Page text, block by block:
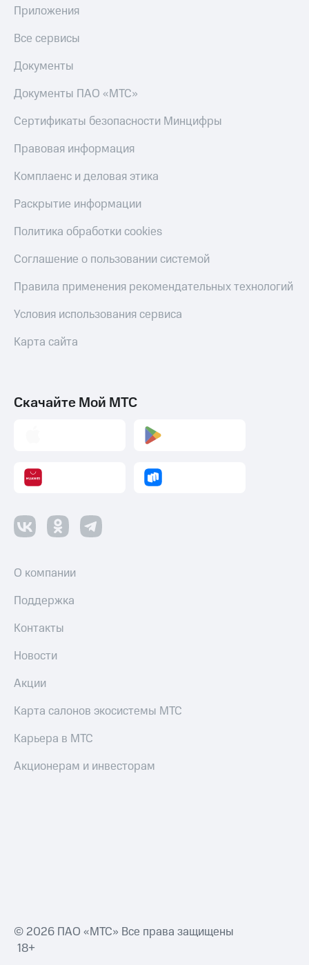
Приложения
Все сервисы
Документы
Документы ПАО «МТС»
Сертификаты безопасности Минцифры
Правовая информация
Комплаенс и деловая этика
Раскрытие информации
Политика обработки cookies
Соглашение о пользовании системой
Правила применения рекомендательных технологий
Условия использования сервиса
Карта сайта
Скачайте Мой МТС
О компании
Поддержка
Контакты
Новости
Акции
Карта салонов экосистемы МТС
Карьера в МТС
Акционерам и инвесторам
© 2026 ПАО «МТС» Все права защищены
18+